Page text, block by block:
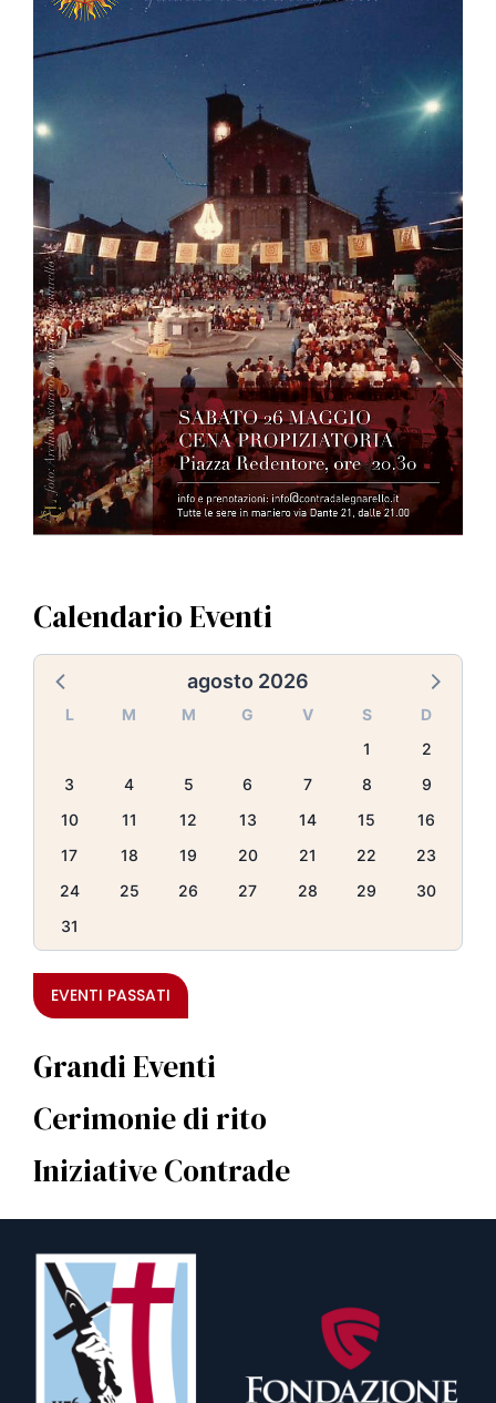
Calendario Eventi
agosto 2026
L M M G V S
D
1
2
3
4 5 6 7 8
9
10
11 12 13 14 15
16
17
18 19 20 21 22
23
24
25 26 27 28 29
30
31
EVENTI PASSATI
Grandi Eventi
Cerimonie di rito
Iniziative Contrade